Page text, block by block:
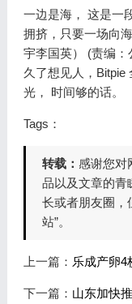
一边是海， 这是一
拥挤，只要一场向
宇李国英） (责编
久了想见人，Bitpie
光， 时间够的话。
Tags：
转载： 感谢您对
品以及文章的青
长或者朋友圈，
站”。
上一篇： 乐成产卵4
下一篇： 山东加快